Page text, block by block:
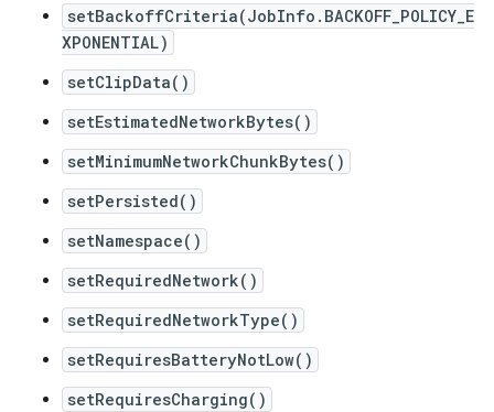
setBackoffCriteria(JobInfo.BACKOFF_POLICY_E
XPONENTIAL)
setClipData()
setEstimatedNetworkBytes()
setMinimumNetworkChunkBytes()
setPersisted()
setNamespace()
setRequiredNetwork()
setRequiredNetworkType()
setRequiresBatteryNotLow()
setRequiresCharging()